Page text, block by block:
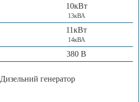
10кВт
13кВА
11кВт
14кВА
380 В
Дизельний генератор